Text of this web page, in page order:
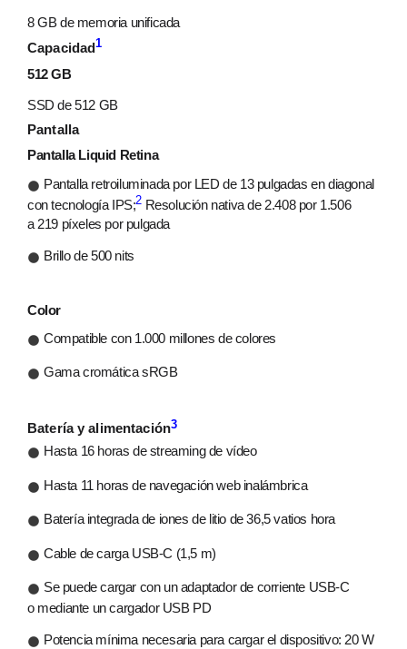
8 GB de memoria unificada
Capacidad1
512 GB
SSD de 512 GB
Pantalla
Pantalla Liquid Retina
Pantalla retroiluminada por LED de 13 pulgadas en diagonal
con tecnología IPS;2 Resolución nativa de 2.408 por 1.506
a 219 píxeles por pulgada
Brillo de 500 nits
Color
Compatible con 1.000 millones de colores
Gama cromática sRGB
Batería y alimentación3
Hasta 16 horas de streaming de vídeo
Hasta 11 horas de navegación web inalámbrica
Batería integrada de iones de litio de 36,5 vatios hora
Cable de carga USB‑C (1,5 m)
Se puede cargar con un adaptador de corriente USB‑C
o mediante un cargador USB PD
Potencia mínima necesaria para cargar el dispositivo: 20 W